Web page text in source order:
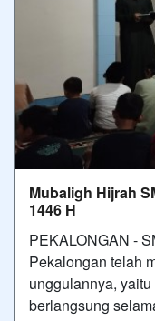
Mubaligh Hijrah
1446 H
PEKALONGAN -
Pekalongan telah
unggulannya,
berlangsung